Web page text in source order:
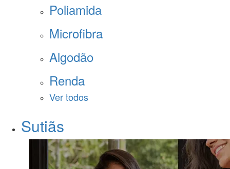
Poliamida
Microfibra
Algodão
Renda
Ver todos
Sutiãs